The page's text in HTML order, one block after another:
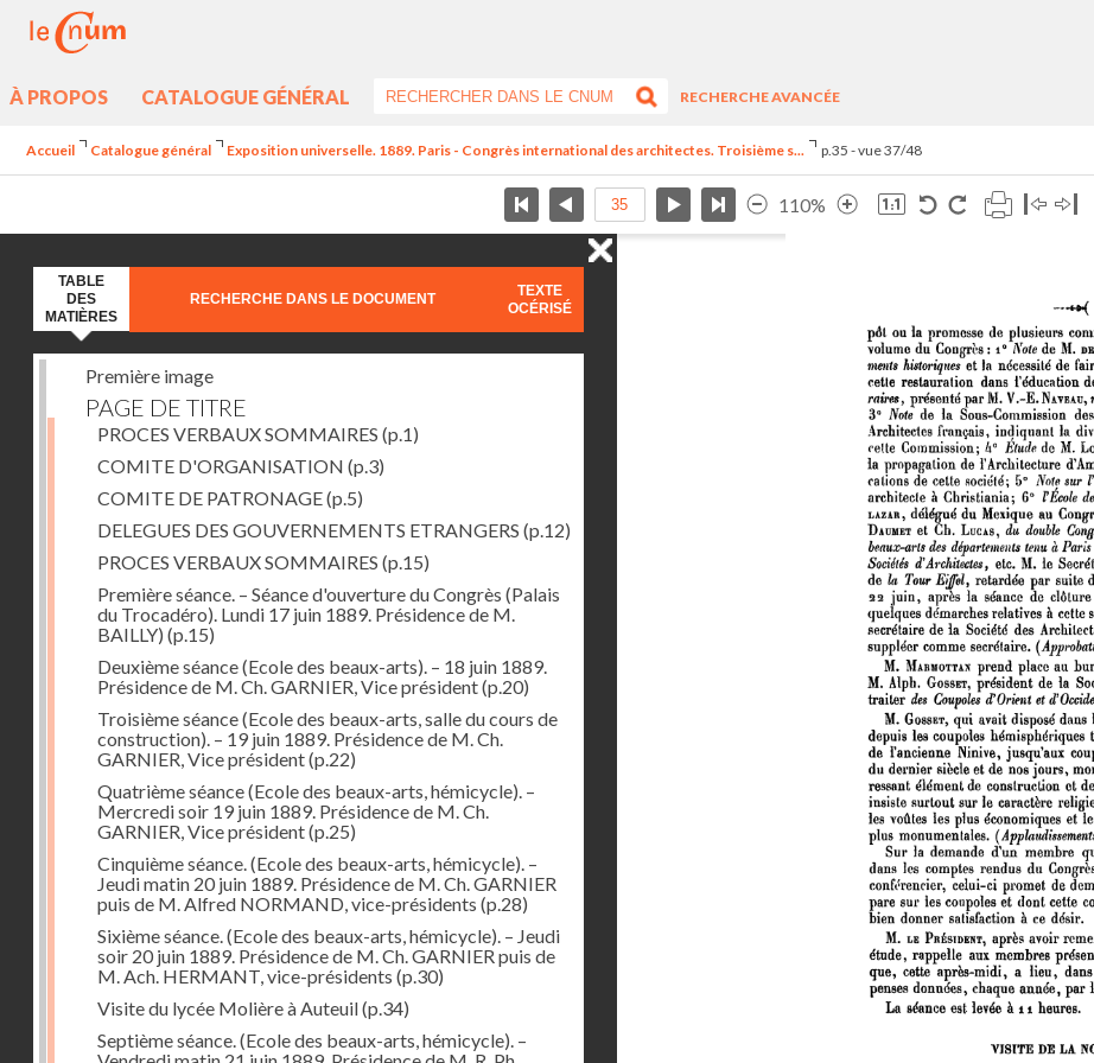
À PROPOS CATALOGUE GÉNÉRAL
RECHERCHE AVANCÉE
Accueil Catalogue général Exposition universelle. 1889. Paris - Congrès international des architectes. Troisième s... p.35 - vue 37/48
110%
TABLE
DES
MATIÈRES
RECHERCHE DANS LE DOCUMENT
TEXTE
OCÉRISÉ
Première image
PAGE DE TITRE
PROCES VERBAUX SOMMAIRES (p.1)
COMITE D'ORGANISATION (p.3)
COMITE DE PATRONAGE(p.5)
DELEGUES DES GOUVERNEMENTS ETRANGERS (p.12)
PROCES VERBAUX SOMMAIRES (p.15)
Première séance. – Séance d'ouverture du Congrès (Palais
du Trocadéro). Lundi 17 juin 1889. Présidence de M.
BAILLY) (p.15)
Deuxième séance (Ecole des beaux-arts). – 18 juin 1889.
Présidence de M. Ch. GARNIER, Vice président(p.20)
Troisième séance (Ecole des beaux-arts, salle du cours de
construction). – 19 juin 1889. Présidence de M. Ch.
GARNIER, Vice président(p.22)
Quatrième séance (Ecole des beaux-arts, hémicycle). –
Mercredi soir 19 juin 1889. Présidence de M. Ch.
GARNIER, Vice président(p.25)
Cinquième séance. (Ecole des beaux-arts, hémicycle). –
Jeudi matin 20 juin 1889. Présidence de M. Ch. GARNIER
puis de M. Alfred NORMAND, vice-présidents (p.28)
Sixième séance. (Ecole des beaux-arts, hémicycle). – Jeudi
soir 20 juin 1889. Présidence de M. Ch. GARNIER puis de
M. Ach. HERMANT, vice-présidents (p.30)
Visite du lycée Molière à Auteuil(p.34)
Septième séance. (Ecole des beaux-arts, hémicycle). –